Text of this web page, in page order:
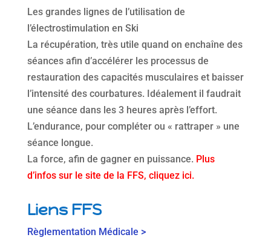
Les grandes lignes de l’utilisation de
l’électrostimulation en Ski
La récupération, très utile quand on enchaîne des
séances afin d’accélérer les processus de
restauration des capacités musculaires et baisser
l’intensité des courbatures. Idéalement il faudrait
une séance dans les 3 heures après l’effort.
L’endurance, pour compléter ou « rattraper » une
séance longue.
La force, afin de gagner en puissance. Plus
d’infos sur le site de la FFS, cliquez ici.
Liens FFS
Règlementation Médicale >